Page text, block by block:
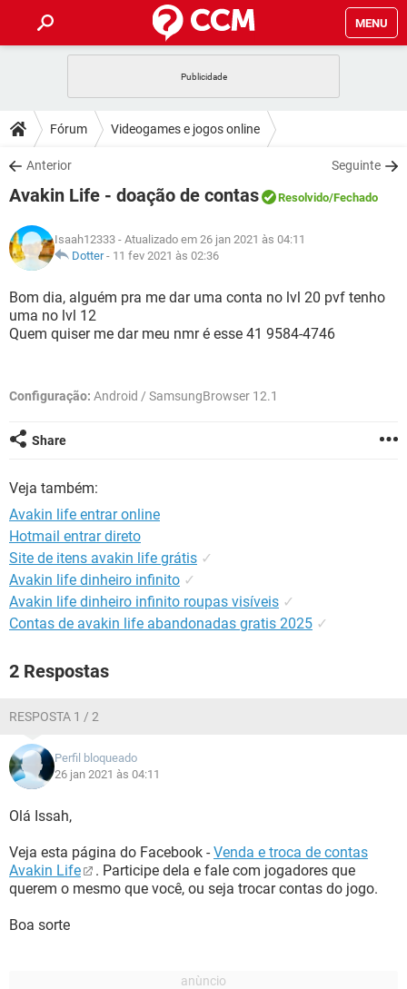
MENU
CELULAR FACEBOOK
OUTLOOK
INSTAGRAM GMAIL
GUIA DE COMPRAS
DICAS
JOGOS WHATSAPP
INSTAGRAM GMAIL
GUIA DE COMPRAS
DOWNLOADS
JOGOS WHATSAPP
CELULAR
OUTLOOK EXCEL
INSTAGRAM
GUIA DE COMPRAS
JOGOS WHATSAPP
CELULAR
OUTLOOK EXCEL
INSTAGRAM GMAIL
GLOSSÁRIO
JOGOS
CELULAR
Fórum Videogames e jogos online
Anterior Seguinte
Avakin Life - doação de contas Resolvido/Fechado
Isaah12333 - Atualizado em 26 jan 2021 às 04:11
Dotter- 11 fev 2021 às 02:36
Bom dia, alguém pra me dar uma conta no lvl 20 pvf tenho
uma no lvl 12
Quem quiser me dar meu nmr é esse 41 9584-4746
Configuração: Android / SamsungBrowser 12.1
Share
Veja também:
Avakin life entrar online
Hotmail entrar direto
Site de itens avakin life grátis ✓
Avakin life dinheiro infinito ✓
Avakin life dinheiro infinito roupas visíveis ✓
Contas de avakin life abandonadas gratis 2025 ✓
2 Respostas
RESPOSTA 1 / 2
Perfil bloqueado
26 jan 2021 às 04:11
Olá Issah,
Veja esta página do Facebook - Venda e troca de contas
Avakin Life
. Participe dela e fale com jogadores que
querem o mesmo que você, ou seja trocar contas do jogo.
Boa sorte